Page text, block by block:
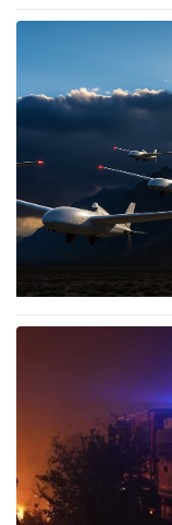
KOMENTARI (0)